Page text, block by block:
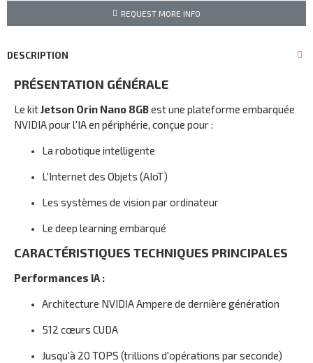
REQUEST MORE INFO
DESCRIPTION
PRÉSENTATION GÉNÉRALE
Le kitJetson Orin Nano 8GBest une plateforme embarquée
NVIDIA pour l'IA en périphérie, conçue pour :
La robotique intelligente
L'Internet des Objets (AIoT)
Les systèmes de vision par ordinateur
Le deep learning embarqué
CARACTÉRISTIQUES TECHNIQUES PRINCIPALES
Performances IA :
Architecture NVIDIA Ampere de dernière génération
512 cœurs CUDA
Jusqu'à 20 TOPS (trillions d'opérations par seconde)